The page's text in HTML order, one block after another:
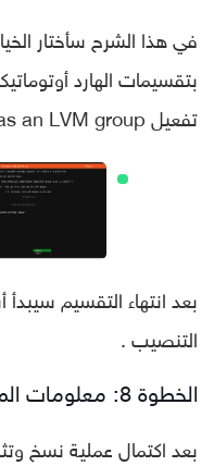
في هذا الشرح سأختار
بتقسيمات الهارد
تفعيل set up this disk as an LVM group
بعد انتهاء التقسيم
التنصيب .
الخطوة 8: معلومات المستخدم(المدير).
بعد اكتمال عملية نسخ